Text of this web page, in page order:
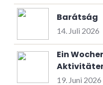
Barátság
14. Juli 2026
Ein
19. Juni 2026